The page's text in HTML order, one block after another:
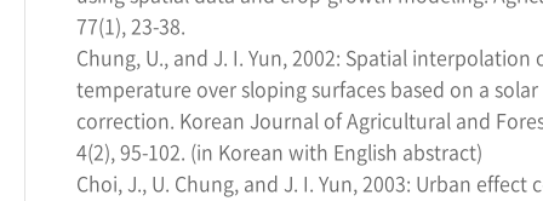
77(1), 23-38.
Chung, U., and J. I. Yun, 2002: Spatial interpolation
temperature over sloping surfaces based on a
correction. Korean Journal of Agricultural and
4(2), 95-102. (in Korean with English abstract)
Choi, J., U. Chung, and J. I. Yun, 2003: Urban effect